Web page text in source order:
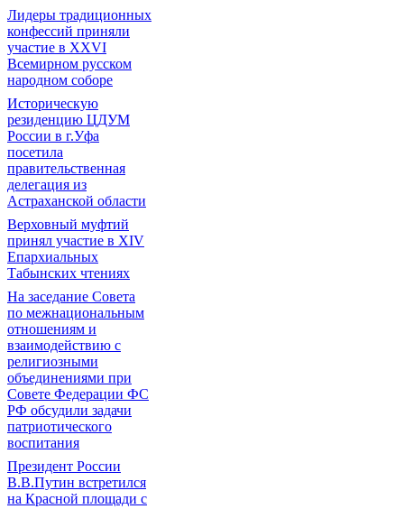
Лидеры традиционных
конфессий приняли
участие в XXVI
Всемирном русском
народном соборе
Историческую
резиденцию ЦДУМ
России в г.Уфа
посетила
правительственная
делегация из
Астраханской области
Верховный муфтий
принял участие в ХIV
Епархиальных
Табынских чтениях
На заседание Совета
по межнациональным
отношениям и
взаимодействию с
религиозными
объединениями при
Совете Федерации ФС
РФ обсудили задачи
патриотического
воспитания
Президент России
В.В.Путин встретился
на Красной площади с